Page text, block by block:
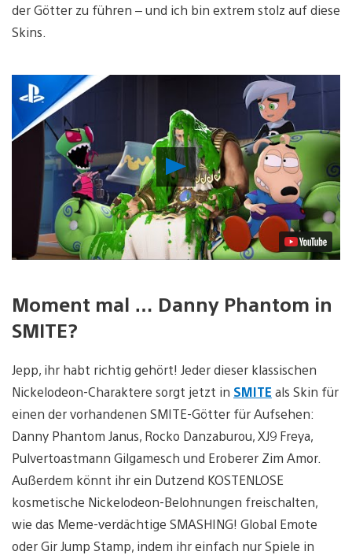
der Götter zu führen – und ich bin extrem stolz auf diese
Skins.
Video
abspielen
Moment mal … Danny Phantom in
SMITE?
Jepp, ihr habt richtig gehört! Jeder dieser klassischen
Nickelodeon-Charaktere sorgt jetzt in SMITE als Skin für
einen der vorhandenen SMITE-Götter für Aufsehen:
Danny Phantom Janus, Rocko Danzaburou, XJ9 Freya,
Pulvertoastmann Gilgamesch und Eroberer Zim Amor.
Außerdem könnt ihr ein Dutzend KOSTENLOSE
kosmetische Nickelodeon-Belohnungen freischalten,
wie das Meme-verdächtige SMASHING! Global Emote
oder Gir Jump Stamp, indem ihr einfach nur Spiele in